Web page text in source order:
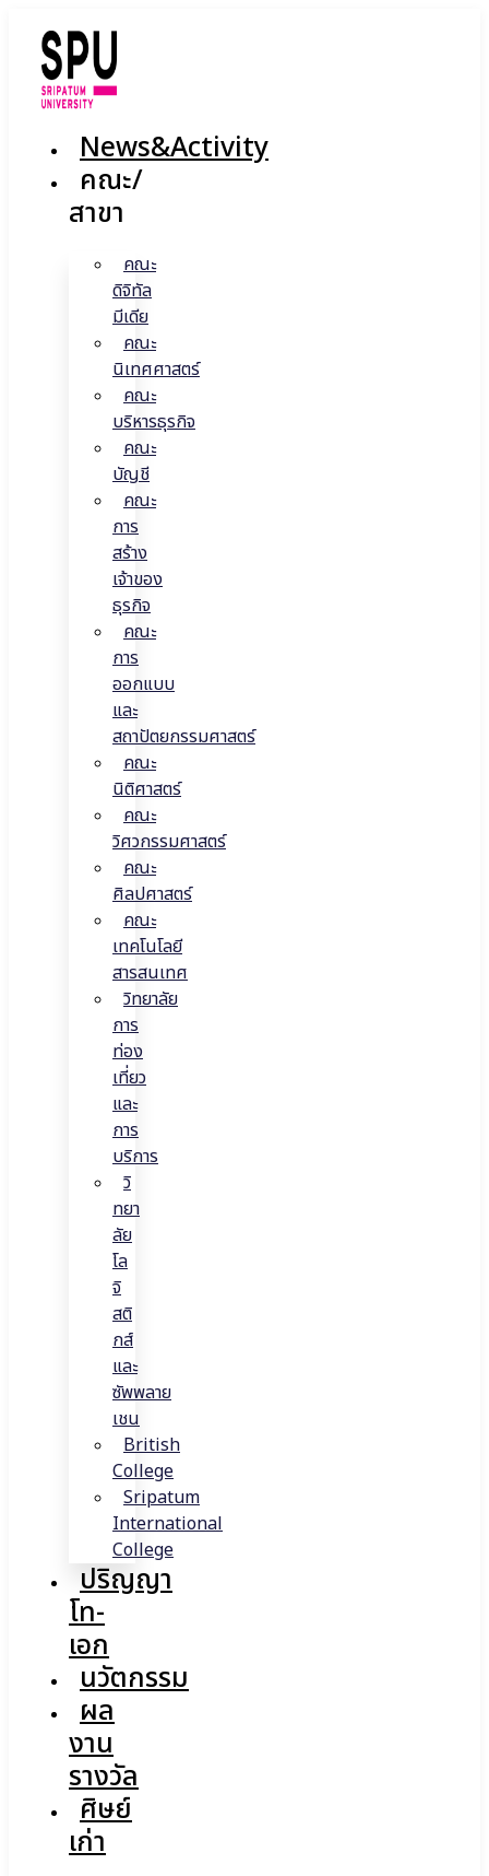
content
News&Activity
คณะ/
สาขา
คณะ
ดิจิทัล
มีเดีย
คณะ
นิเทศศาสตร์
คณะ
บริหารธุรกิจ
คณะ
บัญชี
คณะ
การ
สร้าง
เจ้าของ
ธุรกิจ
คณะ
การ
ออกแบบ
และ
สถาปัตยกรรมศาสตร์
คณะ
นิติศาสตร์
คณะ
วิศวกรรมศาสตร์
คณะ
ศิลปศาสตร์
คณะ
เทคโนโลยี
สารสนเทศ
วิทยาลัย
การ
ท่อง
เที่ยว
และ
การ
บริการ
วิ
ทยา
ลัย
โล
จิ
สติ
กส์
และ
ซัพพลาย
เชน
British
College
Sripatum
International
College
ปริญญา
โท-
เอก
นวัตกรรม
ผล
งาน
รางวัล
ศิษย์
เก่า